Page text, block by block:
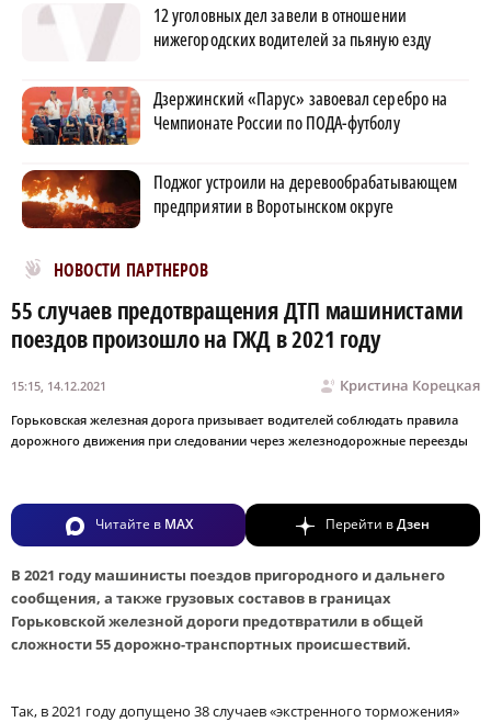
12 уголовных дел завели в отношении
нижегородских водителей за пьяную езду
Дзержинский «Парус» завоевал серебро на
Чемпионате России по ПОДА-футболу
Поджог устроили на деревообрабатывающем
предприятии в Воротынском округе
НОВОСТИ ПАРТНЕРОВ
Новости МирТесен
55 случаев предотвращения ДТП машинистами
поездов произошло на ГЖД в 2021 году
Кристина Корецкая
15:15, 14.12.2021
Горьковская железная дорога призывает водителей соблюдать правила
дорожного движения при следовании через железнодорожные переезды
Читайте в MAX Перейти вДзен
В 2021 году машинисты поездов пригородного и дальнего
сообщения, а также грузовых составов в границах
Горьковской железной дороги предотвратили в общей
сложности 55 дорожно-транспортных происшествий.
Так, в 2021 году допущено 38 случаев «экстренного торможения»